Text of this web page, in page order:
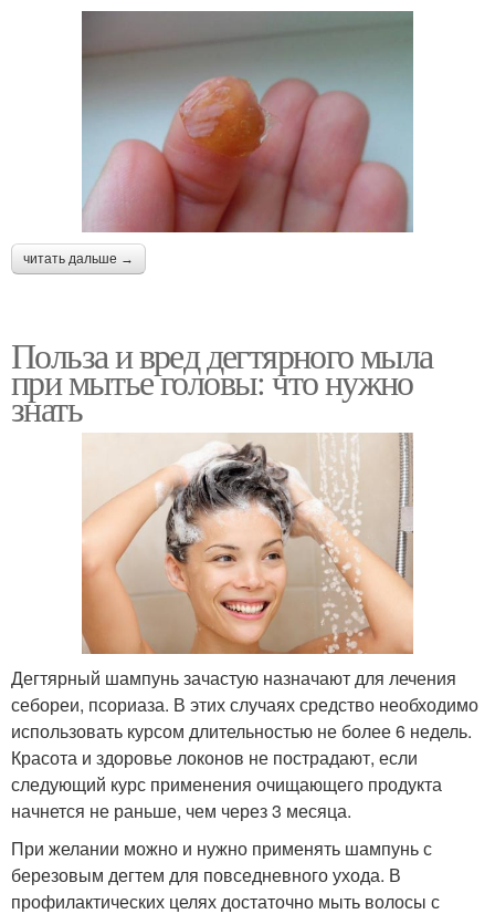
читать дальше →
Польза и вред дегтярного мыла
при мытье головы: что нужно
знать
Дегтярный шампунь зачастую назначают для лечения
себореи, псориаза. В этих случаях средство необходимо
использовать курсом длительностью не более 6 недель.
Красота и здоровье локонов не пострадают, если
следующий курс применения очищающего продукта
начнется не раньше, чем через 3 месяца.
При желании можно и нужно применять шампунь с
березовым дегтем для повседневного ухода. В
профилактических целях достаточно мыть волосы с